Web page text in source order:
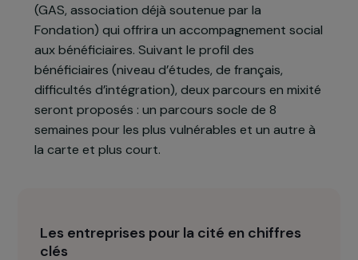
tout en prenant en compte les difficultés
particulières qu’elles peuvent rencontrer, et
notamment la garde d’enfants et les
discriminations. L’association collaborera
également avec le Groupe Accueil et Solidarité
(GAS, association déjà soutenue par la
Fondation) qui offrira un accompagnement
seront proposés : un parcours socle de 8